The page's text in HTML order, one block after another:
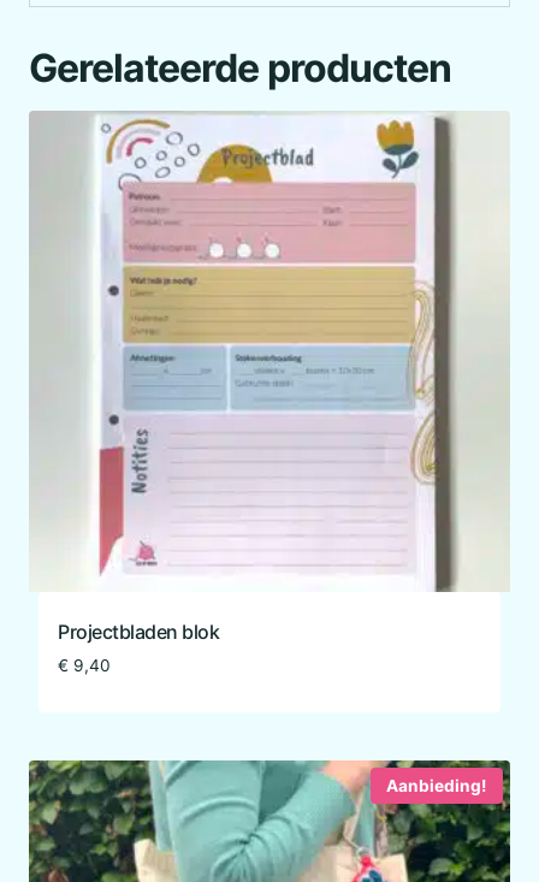
Gerelateerde producten
Projectbladen blok
€ 9,40
Aanbieding!